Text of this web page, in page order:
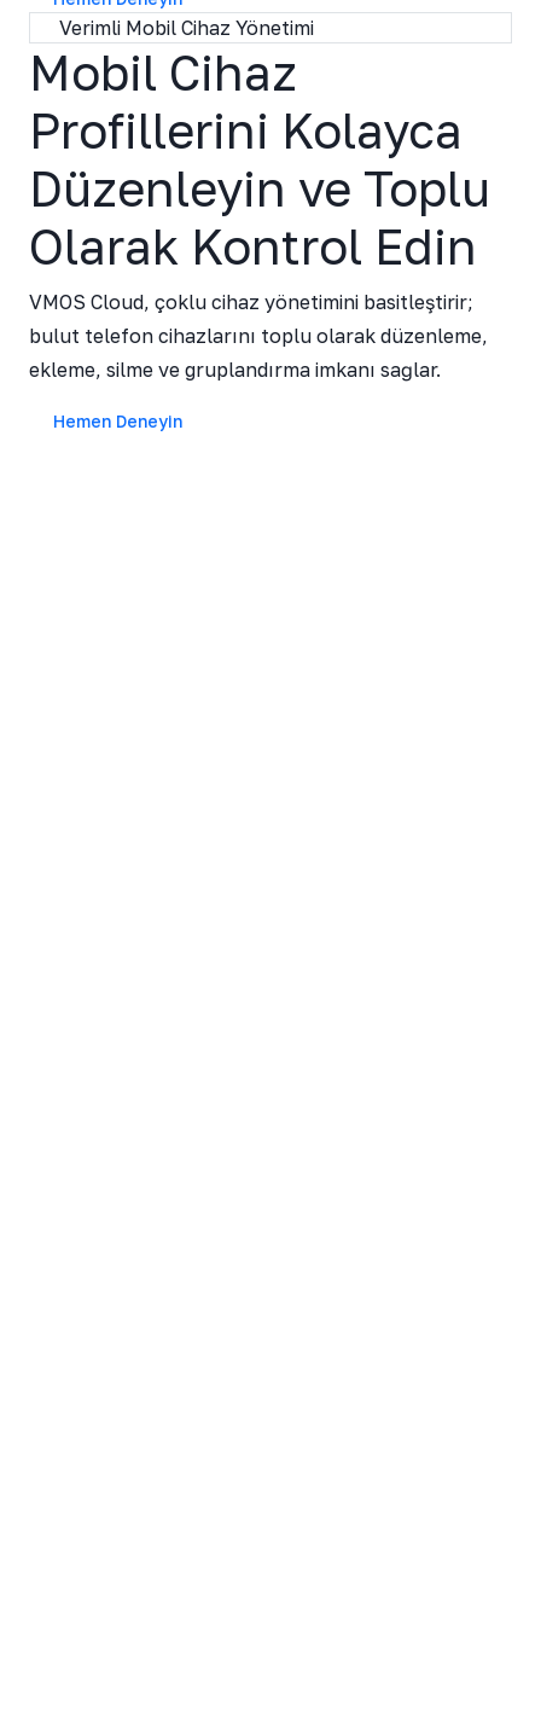
Verimli Mobil Cihaz Yönetimi
Mobil Cihaz
Profillerini Kolayca
Düzenleyin ve Toplu
Olarak Kontrol Edin
VMOS Cloud, çoklu cihaz yönetimini basitleştirir;
bulut telefon cihazlarını toplu olarak düzenleme,
ekleme, silme ve gruplandırma imkanı sağlar.
Hemen Deneyin